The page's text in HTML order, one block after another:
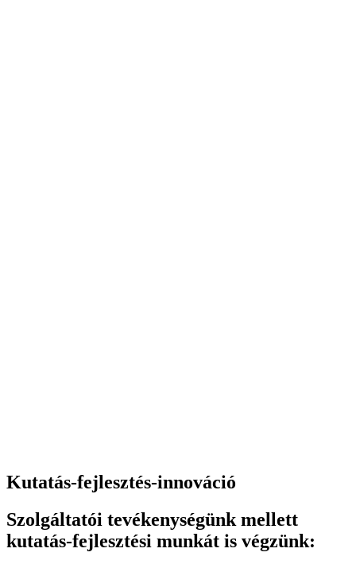
Kutatás-fejlesztés-innováció
Szolgáltatói tevékenységünk mellett
kutatás-fejlesztési munkát is végzünk: